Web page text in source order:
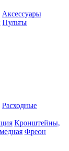
Аксессуары
Пульты
Расходные
Кронштейны,
Фреон